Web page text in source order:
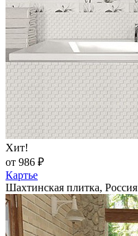
Хит!
от 986 ₽
Картье
Шахтинская плитка, Россия